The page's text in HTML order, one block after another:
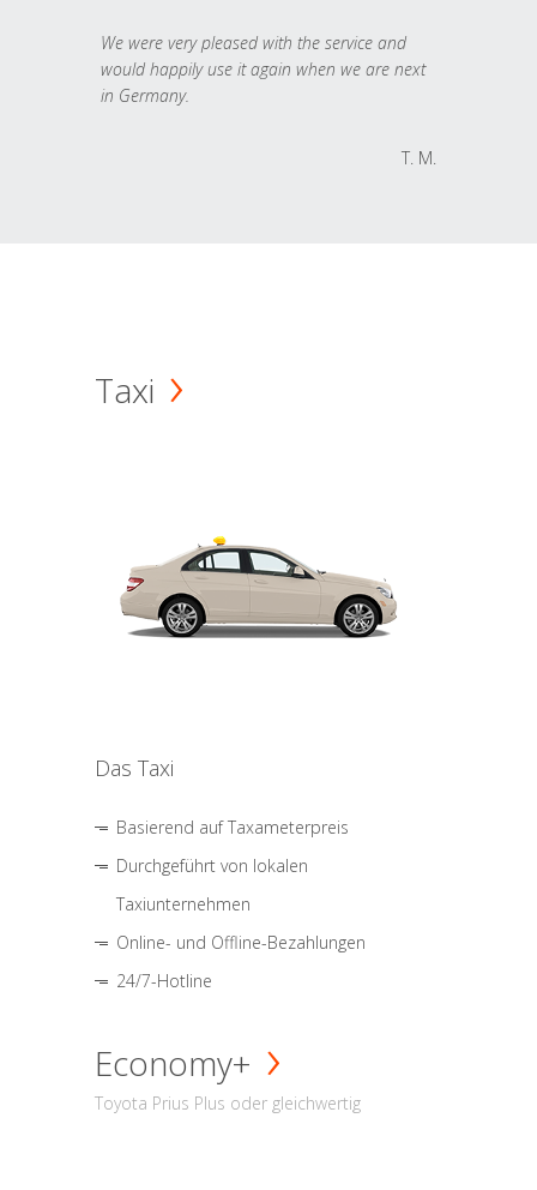
We were very pleased with the service and
would happily use it again when we are next
in Germany.
T. M.
Taxi
Das Taxi
Basierend auf Taxameterpreis
Durchgeführt von lokalen
Taxiunternehmen
Online- und Offline-Bezahlungen
24/7-Hotline
Economy+
Toyota Prius Plus oder gleichwertig